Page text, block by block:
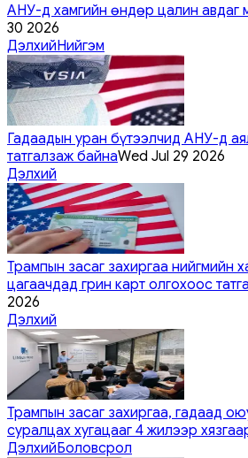
АНУ-д хамгийн өндөр цалин авдаг
30 2026
ДэлхийНийгэм
Гадаадын уран бүтээлчид АНУ-д
татгалзаж байнаWed Jul 29 2026
Дэлхий
Трампын засаг захиргаа нийгмийн
цагаачдад грин карт олгохоос
2026
Дэлхий
Трампын засаг захиргаа, гадаад
суралцах хугацааг 4 жилээр
ДэлхийБоловсрол